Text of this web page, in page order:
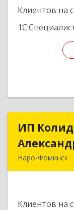
Клиентов на
ИП
Наро-Фоминск
Клиентов на